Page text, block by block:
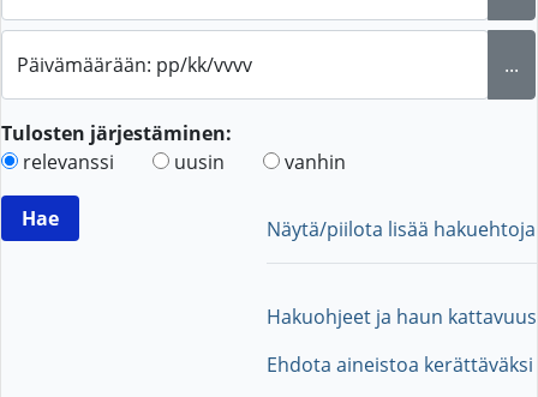
Päivämäärään: pp/kk/vvvv ...
Tulosten järjestäminen:
relevanssi
uusin vanhin
Näytä/piilota lisää hakuehtoja
Hakuohjeet ja haun kattavuus
Ehdota aineistoa kerättäväksi